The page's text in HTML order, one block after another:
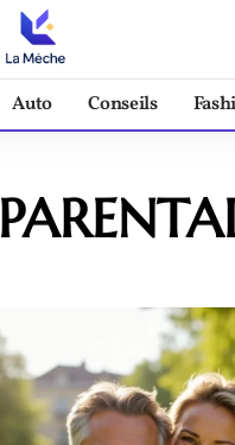
Auto Conseils